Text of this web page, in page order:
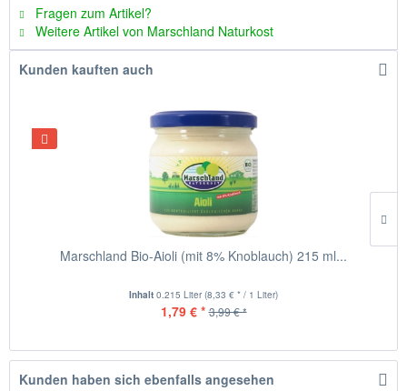
Fragen zum Artikel?
Weitere Artikel von Marschland Naturkost
Kunden kauften auch
Marschland Bio-Aioli (mit 8% Knoblauch) 215 ml...
Inhalt 0.215 Liter(8,33 € * / 1 Liter)
1,79 € * 3,99 € *
Kunden haben sich ebenfalls angesehen